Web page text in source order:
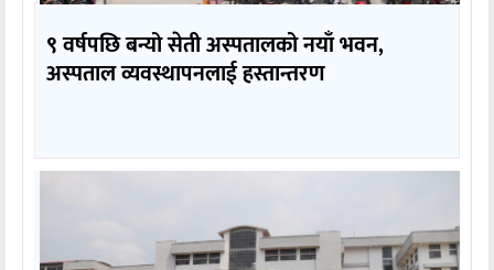
९ वर्षपछि बन्यो सेती अस्पतालको नयाँ भवन,
अस्पताल व्यवस्थापनलाई हस्तान्तरण